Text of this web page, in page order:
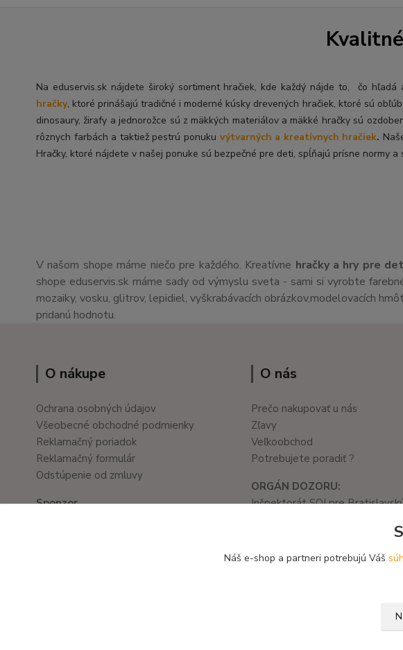
Na eduservis.sk nájdete široký sortiment hračiek, kde každý nájde to, čo
hračky, ktoré prinášajú tradičné i moderné kúsky drevených hračiek, ktoré sú
dinosaury, žirafy a jednorožce sú z mäkkých materiálov a mäkké hračky sú
rôznych farbách a taktiež pestrú ponuku výtvarných a kreatívnych hračiek.
Hračky, ktoré nájdete v našej ponuke sú bezpečné pre deti, spĺňajú prísne normy a
V našom shope máme niečo pre každého. Kreatívne hračky a hry pre
shope eduservis.sk máme sady od výmyslu sveta - sami si vyrobte
mozaiky, vosku, glitrov, lepidiel, vyškrabávacích obrázkov,modelovacích
pridanú hodnotu.
O nákupe
Ochrana osobných údajov
Všeobecné obchodné podmienky
Reklamačný poriadok
Reklamačný formulár
Odstúpenie od zmluvy
Sponzor
O nás
Prečo nakupovať u nás
Zľavy
Veľkoobchod
Potrebujete poradiť ?
ORGÁN DOZORU:
Inšpektorát SOI pre
tel. č.: 02/582 722 03
Náš e-shop a partneri potrebujú Váš